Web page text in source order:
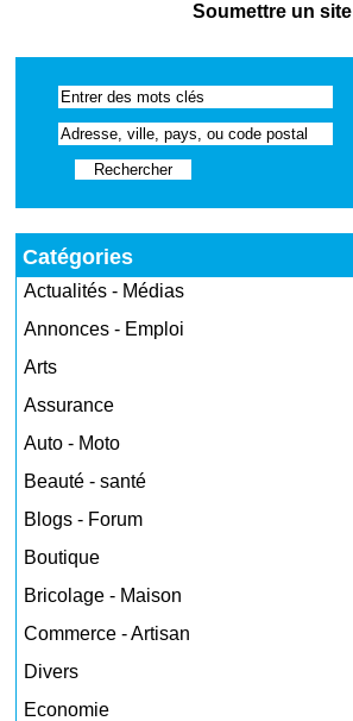
Soumettre un site
Catégories
Actualités - Médias
Annonces - Emploi
Arts
Assurance
Auto - Moto
Beauté - santé
Blogs - Forum
Boutique
Bricolage - Maison
Commerce - Artisan
Divers
Economie